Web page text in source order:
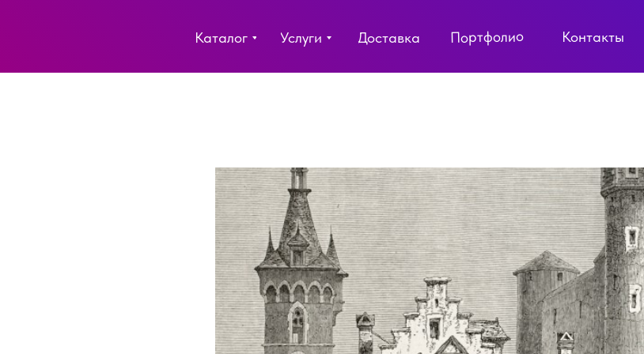
Контакты
Портфолио
Доставка
Услуги
Каталог